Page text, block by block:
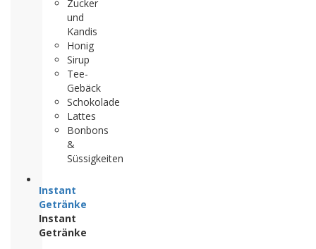
Zucker
und
Kandis
Honig
Sirup
Tee-
Gebäck
Schokolade
Lattes
Bonbons
&
Süssigkeiten
Instant
Getränke
Instant
Getränke